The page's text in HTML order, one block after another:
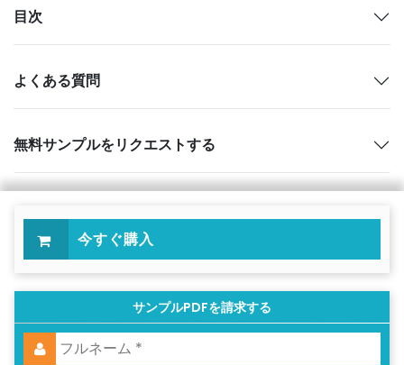
目次
よくある質問
無料サンプルをリクエストする
今すぐ購入
サンプルPDFを請求する